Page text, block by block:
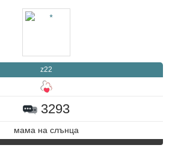
z22
3293
мама на слънцa